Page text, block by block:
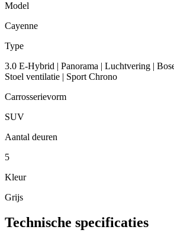
Model
Cayenne
Type
3.0 E-Hybrid | Panorama | Luchtvering |
Stoel ventilatie | Sport Chrono
Carrosserievorm
SUV
Aantal deuren
5
Kleur
Grijs
Technische specificaties